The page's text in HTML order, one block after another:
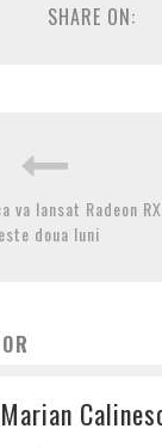
SHARE ON:
va lansat Radeon RX
doua luni
Marian